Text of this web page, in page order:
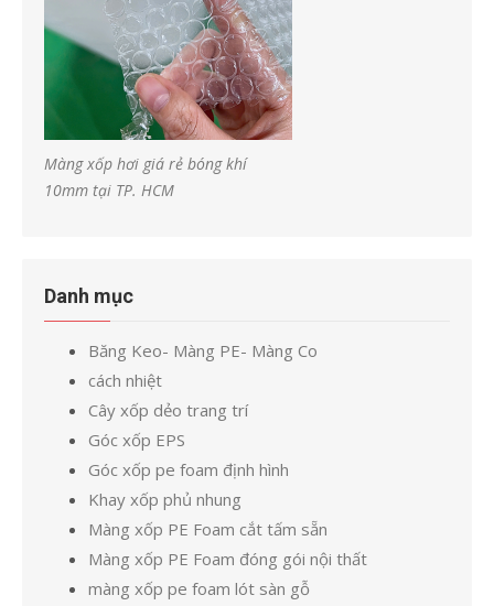
Màng xốp hơi giá rẻ bóng khí
10mm tại TP. HCM
Danh mục
Băng Keo- Màng PE- Màng Co
cách nhiệt
Cây xốp dẻo trang trí
Góc xốp EPS
Góc xốp pe foam định hình
Khay xốp phủ nhung
Màng xốp PE Foam cắt tấm sẵn
Màng xốp PE Foam đóng gói nội thất
màng xốp pe foam lót sàn gỗ